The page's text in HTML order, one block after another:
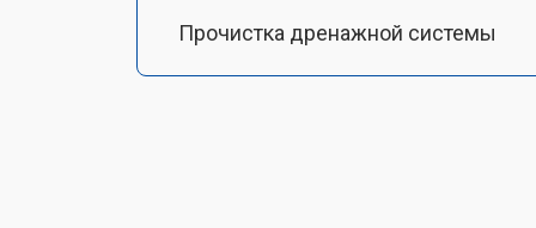
Прочистка дренажной системы